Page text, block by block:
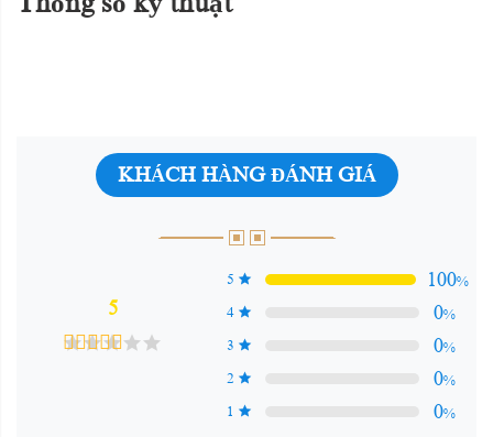
KHÁCH HÀNG ĐÁNH GIÁ
5
5 100%
4
0%
3
0%
2
0%
1
0%